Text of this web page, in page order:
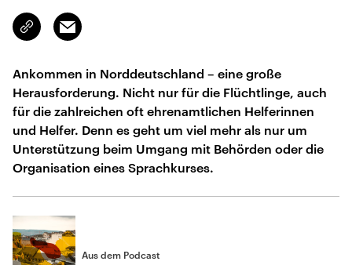
Link
kopieren/teilen
Email
Ankommen in Norddeutschland – eine große
Herausforderung. Nicht nur für die Flüchtlinge, auch
für die zahlreichen oft ehrenamtlichen Helferinnen
und Helfer. Denn es geht um viel mehr als nur um
Unterstützung beim Umgang mit Behörden oder die
Organisation eines Sprachkurses.
Aus dem Podcast